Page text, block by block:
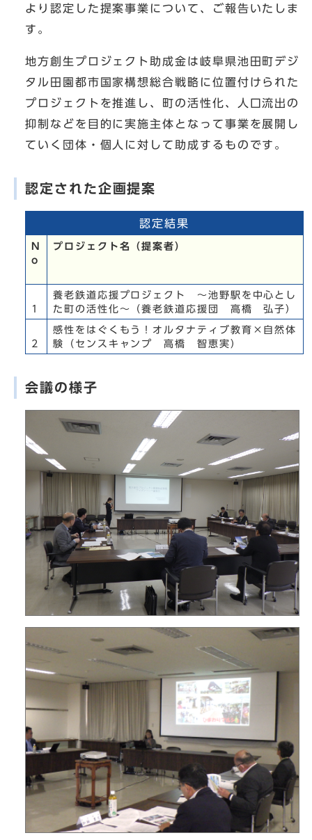
より認定した提案事業について、ご報告いたしま
す。
地方創生プロジェクト助成金は岐阜県池田町デジ
タル田園都市国家構想総合戦略に位置付けられた
プロジェクトを推進し、町の活性化、人口流出の
抑制などを目的に実施主体となって事業を展開し
ていく団体・個人に対して助成するものです。
認定された企画提案
認定結果
N
o
プロジェクト名（提案者）
1
養老鉄道応援プロジェクト ～池野駅を中心とし
た町の活性化～（養老鉄道応援団 高橋 弘子）
2
感性をはぐくもう！オルタナティブ教育×自然体
験（センスキャンプ 高橋 智恵実）
会議の様子